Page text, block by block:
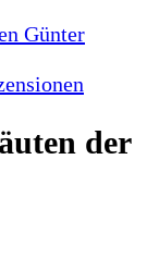
Günter
der